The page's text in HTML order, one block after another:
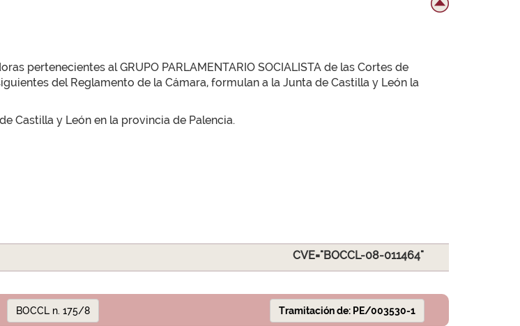
pertenecientes al GRUPO PARLAMENTARIO SOCIALISTA de las Cortes de
del Reglamento de la Cámara, formulan a la Junta de Castilla y León la
Castilla y León en la provincia de Palencia.
CVE="BOCCL-08-011464"
BOCCL n. 175/8 Tramitación de: PE/003530-1